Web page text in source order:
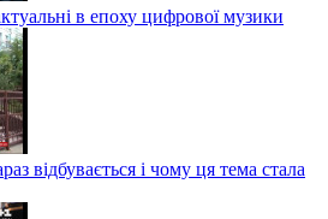
в епоху цифрової музики
відбувається і чому ця тема стала